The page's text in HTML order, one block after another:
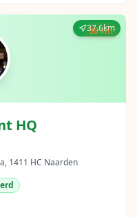
37.6km
HQ
1411 HC Naarden
38 km